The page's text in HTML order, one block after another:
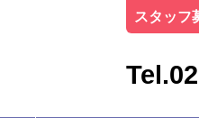
スタッフ